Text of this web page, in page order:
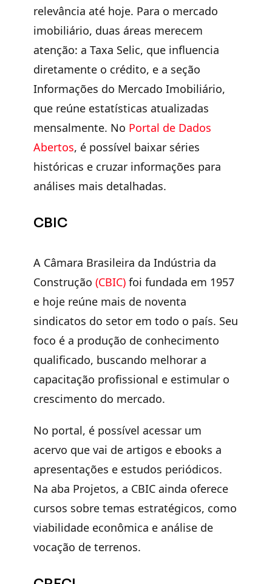
relevância até hoje. Para o mercado
imobiliário, duas áreas merecem
atenção: a Taxa Selic, que influencia
diretamente o crédito, e a seção
Informações do Mercado Imobiliário,
que reúne estatísticas atualizadas
mensalmente. No Portal de Dados
Abertos, é possível baixar séries
históricas e cruzar informações para
análises mais detalhadas.
CBIC
A Câmara Brasileira da Indústria da
Construção (CBIC) foi fundada em 1957
e hoje reúne mais de noventa
sindicatos do setor em todo o país. Seu
foco é a produção de conhecimento
qualificado, buscando melhorar a
capacitação profissional e estimular o
crescimento do mercado.
No portal, é possível acessar um
acervo que vai de artigos e ebooks a
apresentações e estudos periódicos.
Na aba Projetos, a CBIC ainda oferece
cursos sobre temas estratégicos, como
viabilidade econômica e análise de
vocação de terrenos.